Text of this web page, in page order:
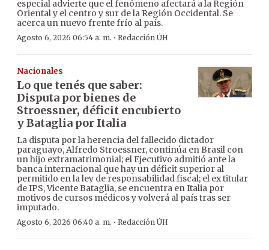
especial advierte que el fenómeno afectará a la Región
Oriental y el centro y sur de la Región Occidental. Se
acerca un nuevo frente frío al país.
Agosto 6, 2026 06:54 a. m. · Redacción ÚH
Nacionales
Lo que tenés que saber:
Disputa por bienes de
Stroessner, déficit encubierto
y Bataglia por Italia
La disputa por la herencia del fallecido dictador
paraguayo, Alfredo Stroessner, continúa en Brasil con
un hijo extramatrimonial; el Ejecutivo admitió ante la
banca internacional que hay un déficit superior al
permitido en la ley de responsabilidad fiscal; el ex titular
de IPS, Vicente Bataglia, se encuentra en Italia por
motivos de cursos médicos y volverá al país tras ser
imputado.
Agosto 6, 2026 06:40 a. m. · Redacción ÚH